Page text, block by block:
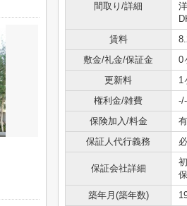
間取り/詳細
賃料
敷金/礼金/保証金
0
更新料
1
権利金/雑費
-/-
保険加入/料金
保証人代行義務
保証会社詳細
築年月(築年数)